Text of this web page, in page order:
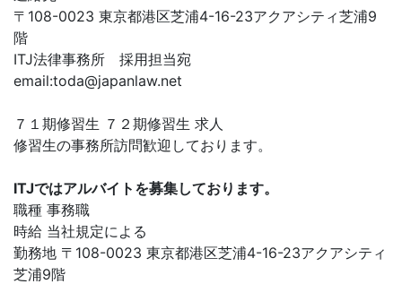
〒108-0023 東京都港区芝浦4-16-23アクアシティ芝浦9
階
ITJ法律事務所 採用担当宛
email:toda@japanlaw.net
７１期修習生 ７２期修習生 求人
修習生の事務所訪問歓迎しております。
ITJではアルバイトを募集しております。
職種 事務職
時給 当社規定による
勤務地 〒108-0023 東京都港区芝浦4-16-23アクアシティ
芝浦9階